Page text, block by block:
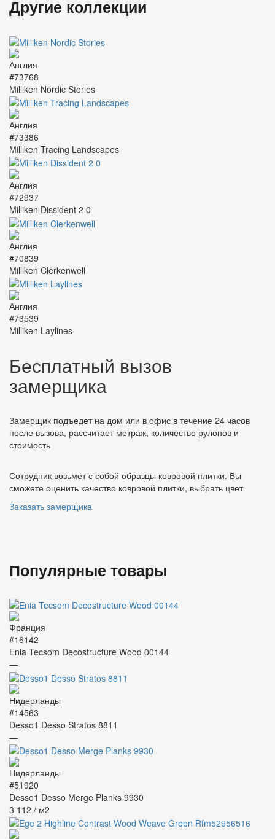
Другие коллекции
#73768
Milliken Nordic Stories
#73386
Milliken Tracing Landscapes
#72937
Milliken Dissident 2 0
#70839
Milliken Clerkenwell
#73539
Milliken Laylines
Бесплатный вызов
замерщика
Замерщик подъедет на дом или в офис в течение 24 часов
после вызова, рассчитает метраж, количество рулонов и
стоимость
Сотрудник возьмёт с собой образцы ковровой плитки. Вы
сможете оценить качество ковровой плитки, выбрать цвет
Заказать замерщика
Популярные товары
#16142
Enia Tecsom Decostructure Wood 00144
—
#14563
Desso1 Desso Stratos 8811
—
#51920
Desso1 Desso Merge Planks 9930
3 112 / м2